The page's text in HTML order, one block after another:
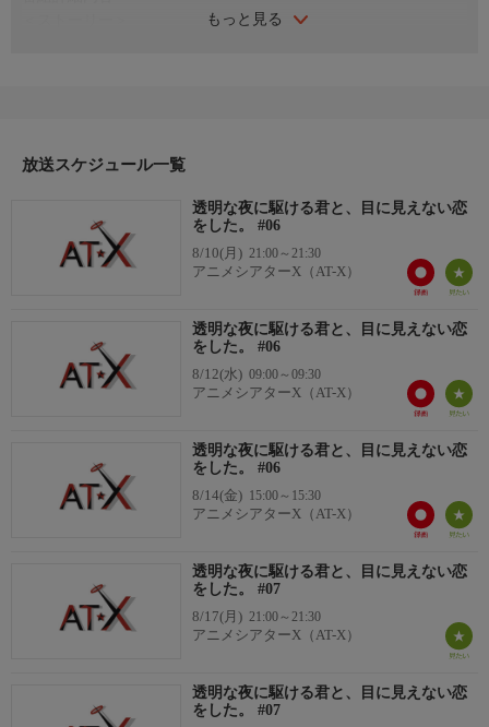
もっと見る
た。見えない彼女と、心を閉ざした僕。これは、光を探すふたり
空野かける：入野自由
冬月小春：早見沙織
放送スケジュール一覧
透明な夜に駆ける君と、目に見えない恋
をした。 #06
8/10(月) 21:00～21:30
アニメシアターX（AT-X）
透明な夜に駆ける君と、目に見えない恋
をした。 #06
8/12(水) 09:00～09:30
アニメシアターX（AT-X）
透明な夜に駆ける君と、目に見えない恋
をした。 #06
8/14(金) 15:00～15:30
アニメシアターX（AT-X）
透明な夜に駆ける君と、目に見えない恋
をした。 #07
8/17(月) 21:00～21:30
アニメシアターX（AT-X）
透明な夜に駆ける君と、目に見えない恋
をした。 #07